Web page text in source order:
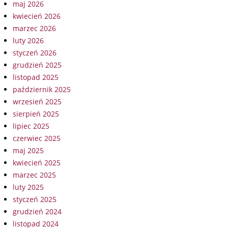
maj 2026
kwiecień 2026
marzec 2026
luty 2026
styczeń 2026
grudzień 2025
listopad 2025
październik 2025
wrzesień 2025
sierpień 2025
lipiec 2025
czerwiec 2025
maj 2025
kwiecień 2025
marzec 2025
luty 2025
styczeń 2025
grudzień 2024
listopad 2024